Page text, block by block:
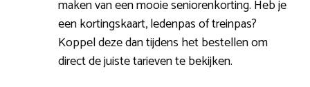
maken van een mooie seniorenkorting. Heb je
een kortingskaart, ledenpas of treinpas?
Koppel deze dan tijdens het bestellen om
direct de juiste tarieven te bekijken.